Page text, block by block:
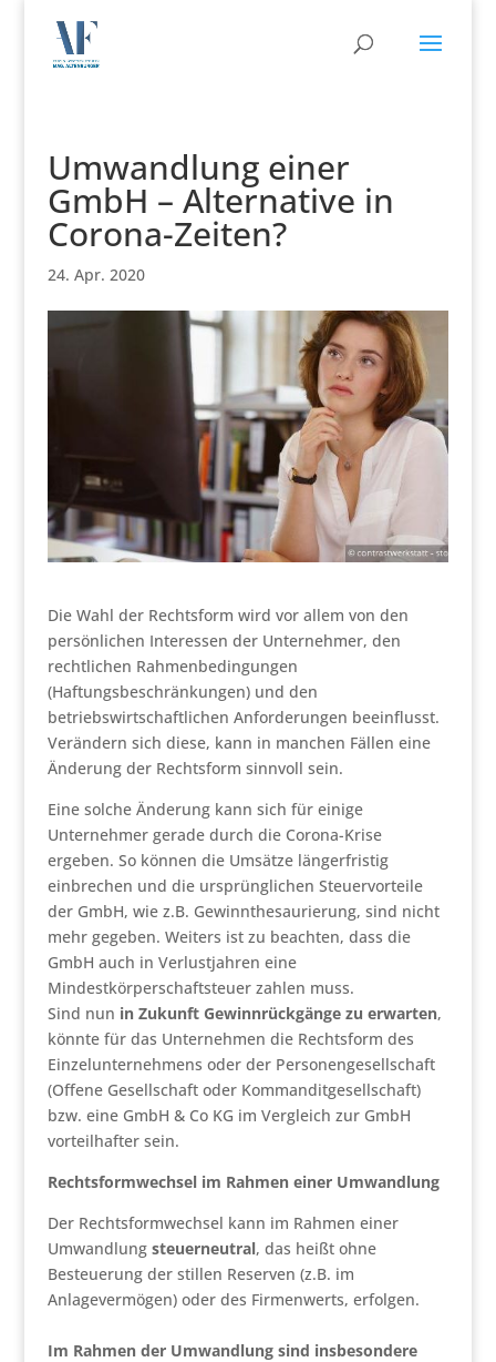
Umwandlung einer
GmbH – Alternative in
Corona-Zeiten?
24. Apr. 2020
Die Wahl der Rechtsform wird vor allem von den
persönlichen Interessen der Unternehmer, den
rechtlichen Rahmenbedingungen
(Haftungsbeschränkungen) und den
betriebswirtschaftlichen Anforderungen beeinflusst.
Verändern sich diese, kann in manchen Fällen eine
Änderung der Rechtsform sinnvoll sein.
Eine solche Änderung kann sich für einige
Unternehmer gerade durch die Corona-Krise
ergeben. So können die Umsätze längerfristig
einbrechen und die ursprünglichen Steuervorteile
der GmbH, wie z.B. Gewinnthesaurierung, sind nicht
mehr gegeben. Weiters ist zu beachten, dass die
GmbH auch in Verlustjahren eine
Mindestkörperschaftsteuer zahlen muss.
Sind nun in Zukunft Gewinnrückgänge zu erwarten,
könnte für das Unternehmen die Rechtsform des
Einzelunternehmens oder der Personengesellschaft
(Offene Gesellschaft oder Kommanditgesellschaft)
bzw. eine GmbH & Co KG im Vergleich zur GmbH
vorteilhafter sein.
Rechtsformwechsel im Rahmen einer Umwandlung
Der Rechtsformwechsel kann im Rahmen einer
Umwandlung steuerneutral, das heißt ohne
Besteuerung der stillen Reserven (z.B. im
Anlagevermögen) oder des Firmenwerts, erfolgen.
Im Rahmen der Umwandlung sind insbesondere